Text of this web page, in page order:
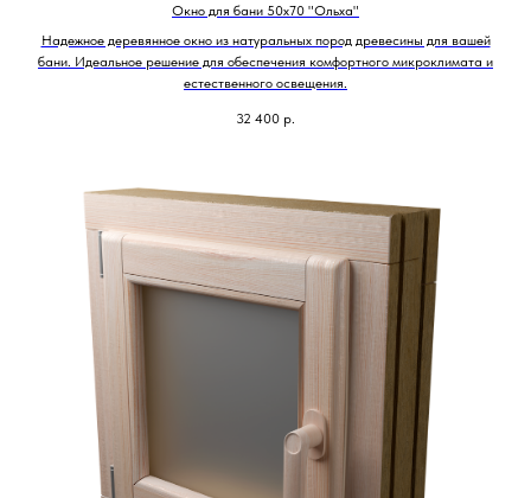
Окно для бани 50х70 "Ольха"
Надежное деревянное окно из натуральных пород древесины для вашей
бани. Идеальное решение для обеспечения комфортного микроклимата и
естественного освещения.
32 400 р.